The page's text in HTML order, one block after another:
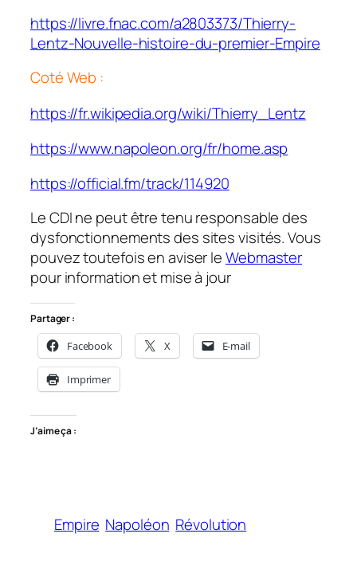
https://livre.fnac.com/a2803373/Thierry-
Lentz-Nouvelle-histoire-du-premier-Empire
Coté Web :
https://fr.wikipedia.org/wiki/Thierry_Lentz
https://www.napoleon.org/fr/home.asp
https://official.fm/track/114920
Le CDI ne peut être tenu responsable des
dysfonctionnements des sites visités. Vous
pouvez toutefois en aviser leWebmaster
pour information et mise à jour
Partager :
Facebook X E-mail
Imprimer
J’aime ça :
Empire Napoléon Révolution